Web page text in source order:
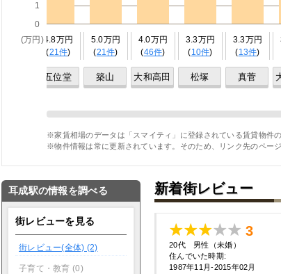
1
0
(万円)
4.8万円
4.8万円
(21件)
五位堂
5.0万円
(21件)
築山
4.0万円
(46件)
大和高田
3.3万円
(10件)
松塚
3.3万円
(13件)
真菅
※家賃相場のデータは「スマイティ」に登録されている賃貸物件
※物件情報は常に更新されています。そのため、リンク先のペー
耳成駅の情報を調べる
街レビューを見る
街レビュー(全体) (2)
子育て・教育 (0)
新着街レビュー
3
20代 男性（未婚）
住んでいた時期:
1987年11月-2015年02月